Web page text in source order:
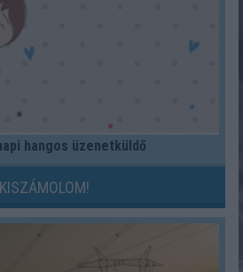
hangos üzenetküldő
KISZÁMOLOM!